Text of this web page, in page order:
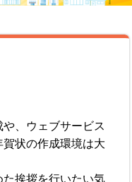
、ウェブサービス
状の作成環境は大
た挨拶を行いたい気